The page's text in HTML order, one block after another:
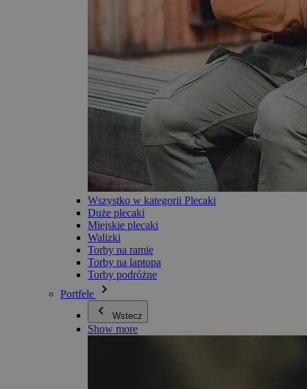
Wszystko w kategorii Plecaki
Duże plecaki
Miejskie plecaki
Walizki
Torby na ramię
Torby na laptopa
Torby podróżne
Portfele
Wstecz
Show more